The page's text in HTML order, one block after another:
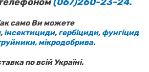
(067)260-23-24.
само Ви можете
, інсектициди, гербіциди, фунгіцид
мікродобрива.
по всій Україні.